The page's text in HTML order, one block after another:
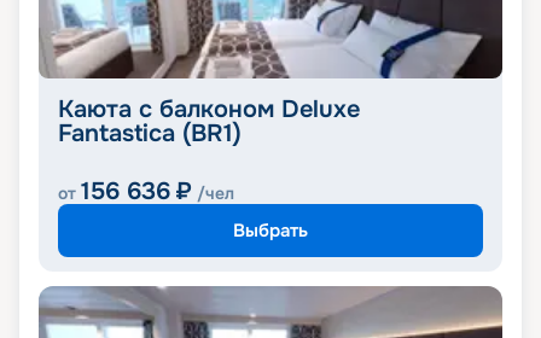
Каюта с балконом Deluxe
Fantastica (BR1)
от 156 636 ₽ /чел
Выбрать